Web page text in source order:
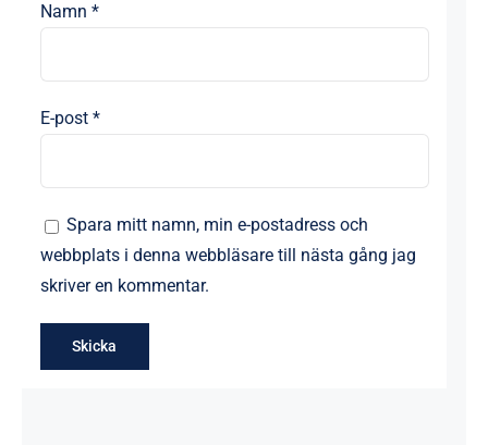
Namn *
E-post *
Spara mitt namn, min e-postadress och
webbplats i denna webbläsare till nästa gång jag
skriver en kommentar.